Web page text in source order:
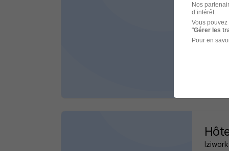
Iziwork
Iziwork
Nos
d’intérêt.
Vous
"Gérer les
Pour en